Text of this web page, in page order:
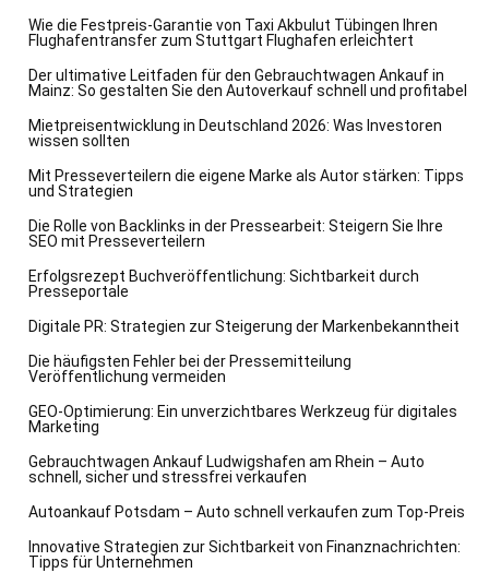
Wie die Festpreis-Garantie von Taxi Akbulut Tübingen Ihren
Flughafentransfer zum Stuttgart Flughafen erleichtert
Der ultimative Leitfaden für den Gebrauchtwagen Ankauf in
Mainz: So gestalten Sie den Autoverkauf schnell und profitabel
Mietpreisentwicklung in Deutschland 2026: Was Investoren
wissen sollten
Mit Presseverteilern die eigene Marke als Autor stärken: Tipps
und Strategien
Die Rolle von Backlinks in der Pressearbeit: Steigern Sie Ihre
SEO mit Presseverteilern
Erfolgsrezept Buchveröffentlichung: Sichtbarkeit durch
Presseportale
Digitale PR: Strategien zur Steigerung der Markenbekanntheit
Die häufigsten Fehler bei der Pressemitteilung
Veröffentlichung vermeiden
GEO-Optimierung: Ein unverzichtbares Werkzeug für digitales
Marketing
Gebrauchtwagen Ankauf Ludwigshafen am Rhein – Auto
schnell, sicher und stressfrei verkaufen
Autoankauf Potsdam – Auto schnell verkaufen zum Top-Preis
Innovative Strategien zur Sichtbarkeit von Finanznachrichten:
Tipps für Unternehmen